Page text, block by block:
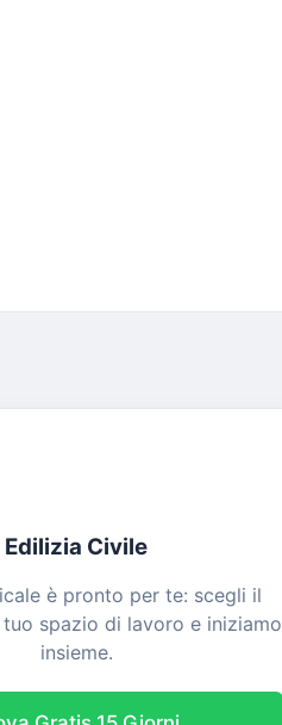
Edilizia Civile
è pronto per te: scegli il
spazio di lavoro e iniziamo
insieme.